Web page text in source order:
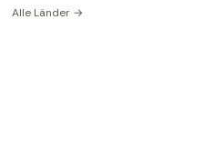
Alle Länder →